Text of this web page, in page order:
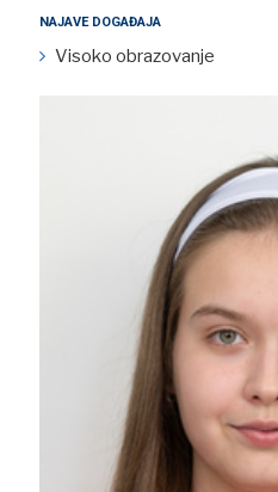
NAJAVE DOGAĐAJA
Visoko obrazovanje